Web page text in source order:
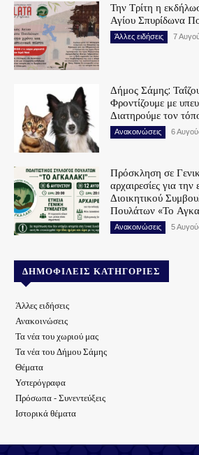
Την Τρίτη η
Αγίου Σπυρίδωνα
Άλλες ειδήσεις 7
Δήμος Σάμης:
Φροντίζουμε με
Διατηρούμε τον
Ανακοινώσεις 6
Πρόσκληση σε
αρχαιρεσίες για
Διοικητικού
Πουλάτων «Το
Ανακοινώσεις 5
ΔΗΜΟΦΙΛΕΊΣ ΚΑΤΗΓΟΡΊΕΣ
Άλλες ειδήσεις
Ανακοινώσεις
Τα νέα του χωριού μας
Τα νέα του Δήμου Σάμης
Θέματα
Υστερόγραφα
Πρόσωπα - Συνεντεύξεις
Ιστορικά θέματα